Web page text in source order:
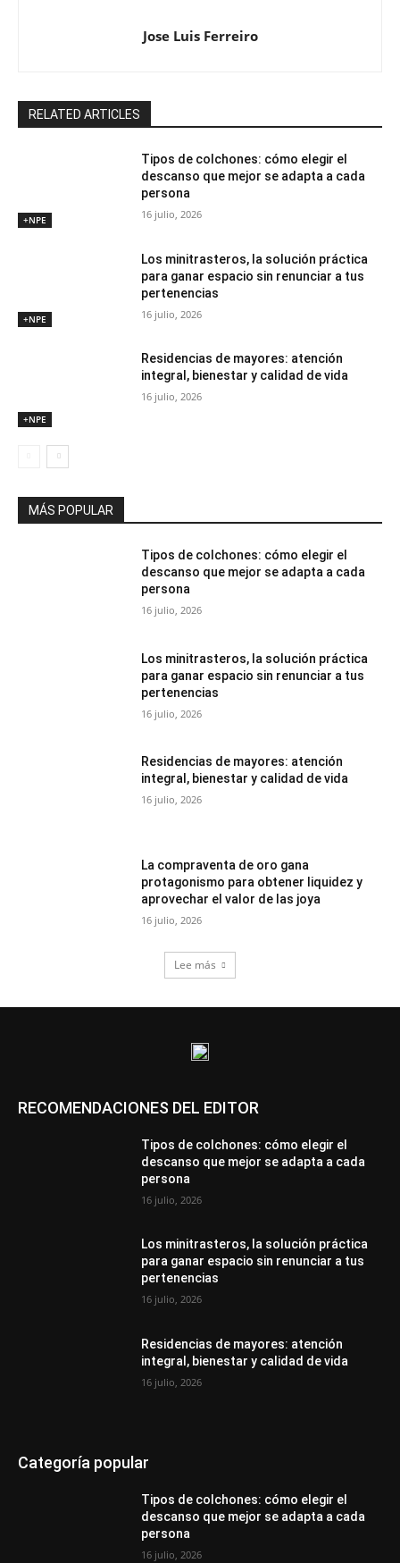
Jose Luis Ferreiro
RELATED ARTICLES
+NPE
Tipos de colchones: cómo elegir el
descanso que mejor se adapta a cada
persona
16 julio, 2026
+NPE
Los minitrasteros, la solución práctica
para ganar espacio sin renunciar a tus
pertenencias
16 julio, 2026
+NPE
Residencias de mayores: atención
integral, bienestar y calidad de vida
16 julio, 2026
MÁS POPULAR
Tipos de colchones: cómo elegir el
descanso que mejor se adapta a cada
persona
16 julio, 2026
Los minitrasteros, la solución práctica
para ganar espacio sin renunciar a tus
pertenencias
16 julio, 2026
Residencias de mayores: atención
integral, bienestar y calidad de vida
16 julio, 2026
La compraventa de oro gana
protagonismo para obtener liquidez y
aprovechar el valor de las joya
16 julio, 2026
Lee más
RECOMENDACIONES DEL EDITOR
Tipos de colchones: cómo elegir el
descanso que mejor se adapta a cada
persona
16 julio, 2026
Los minitrasteros, la solución práctica
para ganar espacio sin renunciar a tus
pertenencias
16 julio, 2026
Residencias de mayores: atención
integral, bienestar y calidad de vida
16 julio, 2026
Categoría popular
Tipos de colchones: cómo elegir el
descanso que mejor se adapta a cada
persona
16 julio, 2026